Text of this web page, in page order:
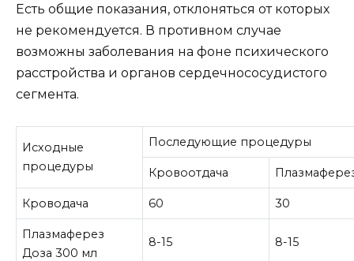
Есть общие показания, отклоняться от которых
не рекомендуется. В противном случае
возможны заболевания на фоне психического
расстройства и органов сердечнососудистого
сегмента.
Исходные
процедуры
Последующие процедуры
Кровоотдача
Кроводача 60 30
Плазмаферез
Доза 300 мл
8-15 8-15